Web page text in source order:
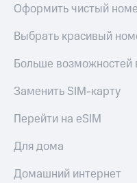
Оформить чистый
Выбрать красивый
Больше
Заменить SIM-карту
Перейти на eSIM
Для дома
Домашний интернет